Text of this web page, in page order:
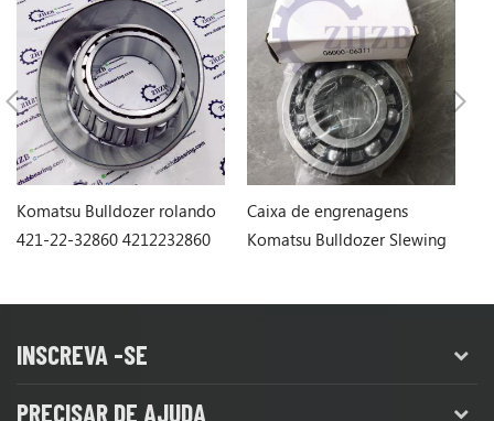
Komatsu Bulldozer rolando
421-22-32860 4212232860
Caixa de engrenagens
Komatsu Bulldozer Slewing
INSCREVA -SE
PRECISAR DE AJUDA